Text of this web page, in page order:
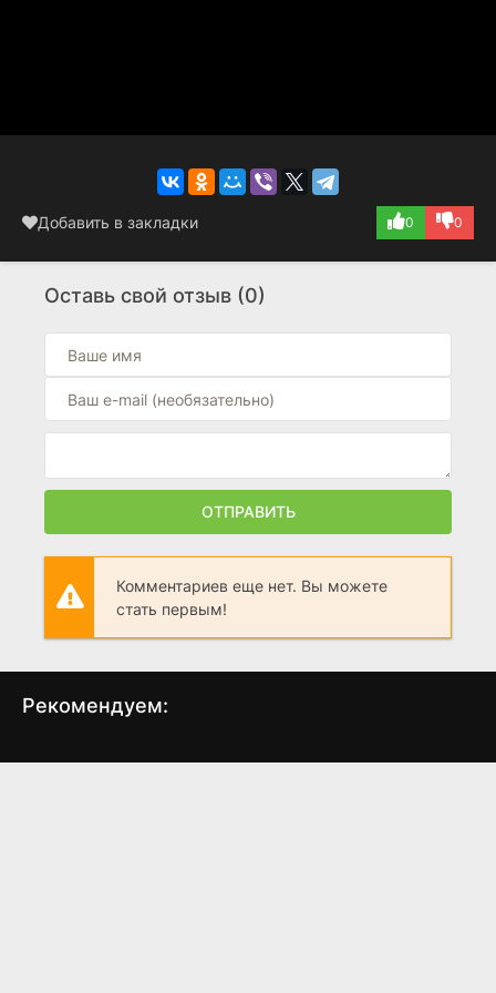
Добавить в закладки 0 0
Оставь свой отзыв (0)
ОТПРАВИТЬ
Комментариев еще нет. Вы можете
стать первым!
Рекомендуем:
Хадсон и Рекс Покерфейс